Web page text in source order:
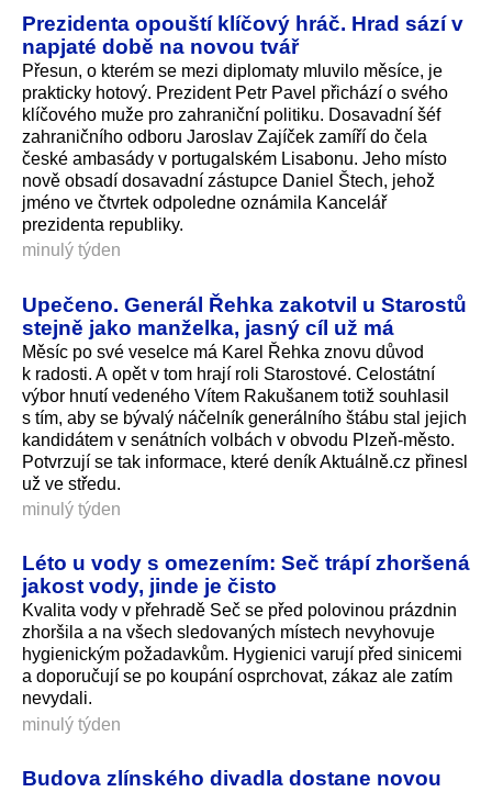
Prezidenta opouští klíčový hráč. Hrad sází v
napjaté době na novou tvář
Přesun, o kterém se mezi diplomaty mluvilo měsíce, je
prakticky hotový. Prezident Petr Pavel přichází o svého
klíčového muže pro zahraniční politiku. Dosavadní šéf
zahraničního odboru Jaroslav Zajíček zamíří do čela
české ambasády v portugalském Lisabonu. Jeho místo
nově obsadí dosavadní zástupce Daniel Štech, jehož
jméno ve čtvrtek odpoledne oznámila Kancelář
prezidenta republiky.
minulý týden
Upečeno. Generál Řehka zakotvil u Starostů
stejně jako manželka, jasný cíl už má
Měsíc po své veselce má Karel Řehka znovu důvod
k radosti. A opět v tom hrají roli Starostové. Celostátní
výbor hnutí vedeného Vítem Rakušanem totiž souhlasil
s tím, aby se bývalý náčelník generálního štábu stal jejich
kandidátem v senátních volbách v obvodu Plzeň-město.
Potvrzují se tak informace, které deník Aktuálně.cz přinesl
už ve středu.
minulý týden
Léto u vody s omezením: Seč trápí zhoršená
jakost vody, jinde je čisto
Kvalita vody v přehradě Seč se před polovinou prázdnin
zhoršila a na všech sledovaných místech nevyhovuje
hygienickým požadavkům. Hygienici varují před sinicemi
a doporučují se po koupání osprchovat, zákaz ale zatím
nevydali.
minulý týden
Budova zlínského divadla dostane novou